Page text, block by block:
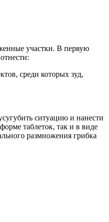
участки. В первую
среди которых зуд,
ситуацию и нанести
таблеток, так и в виде
размножения грибка